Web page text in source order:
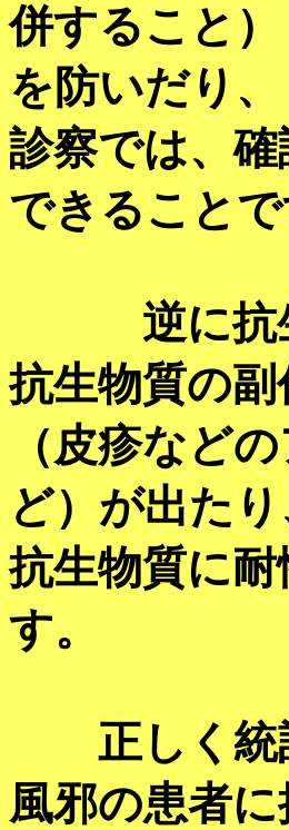
併すること）
を防いだり、
診察では、
できることで
逆に抗生
抗生物質の副
（皮疹など
ど）が出たり
抗生物質に
す。
正しく統
風邪の患者